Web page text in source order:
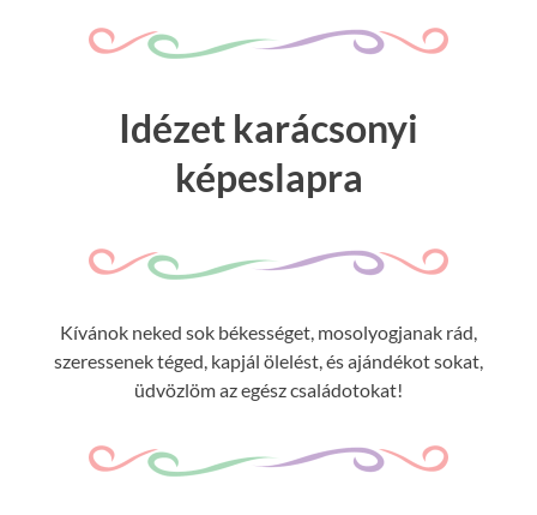
Idézet karácsonyi
képeslapra
Kívánok neked sok békességet, mosolyogjanak rád,
szeressenek téged, kapjál ölelést, és ajándékot sokat,
üdvözlöm az egész családotokat!